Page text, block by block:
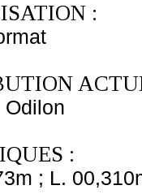
:
Odilon
:
; L.